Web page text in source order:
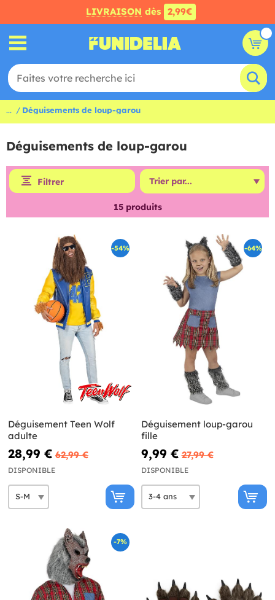
LIVRAISON dès 2,99€
... Déguisements de loup-garou
Déguisements de loup-garou
Filtrer
15produits
-54%
Déguisement Teen Wolf
adulte
28,99 € 62,99 €
DISPONIBLE
-64%
Déguisement loup-garou
fille
9,99 € 27,99 €
DISPONIBLE
-7%